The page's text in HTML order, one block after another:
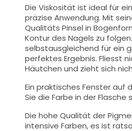
Die Viskosität ist ideal für
präzise Anwendung.Mit
QualitätsPinsel in
Kontur des Nagels zu
selbstausgleichend für ein
perfektes Ergebnis. Fliesst
Häutchen und zieht sich
Ein praktisches Fenster auf
Sie die Farbe in der Flasche
Die hohe Qualität der
intensive Farben, es ist